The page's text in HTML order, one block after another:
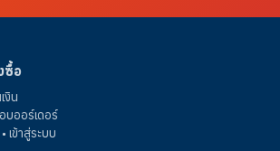
ซื้อ
งิน
บออร์เดอร์
เข้าสู่ระบบ